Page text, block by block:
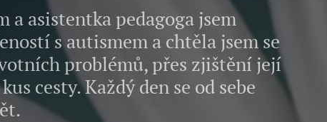
asistentka pedagoga jsem
s autismem a chtěla jsem se
problémů, přes zjištění její
cesty. Každý den se od sebe